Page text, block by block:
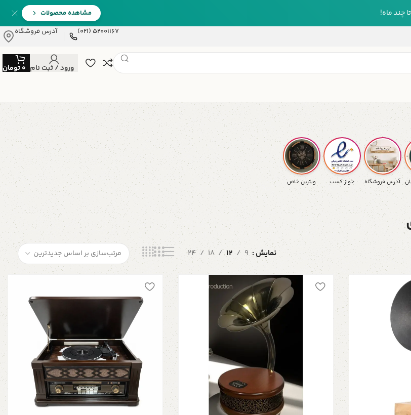
چند ماه! مشاهده محصولات
52001167 (021) آدرس فروشگاه
ورود / ثبت نام 0تومان
آدرس فروشگاه جواز کسب ویترینِ خاص
نمایش 9
12
18
24